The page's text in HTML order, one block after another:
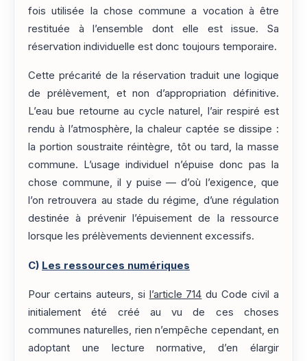
fois utilisée la chose commune a vocation à être
restituée à l’ensemble dont elle est issue. Sa
réservation individuelle est donc toujours temporaire.
Cette précarité de la réservation traduit une logique
de prélèvement, et non d’appropriation définitive.
L’eau bue retourne au cycle naturel, l’air respiré est
rendu à l’atmosphère, la chaleur captée se dissipe :
la portion soustraite réintègre, tôt ou tard, la masse
commune. L’usage individuel n’épuise donc pas la
chose commune, il y puise — d’où l’exigence, que
l’on retrouvera au stade du régime, d’une régulation
destinée à prévenir l’épuisement de la ressource
lorsque les prélèvements deviennent excessifs.
C) Les ressources numériques
Pour certains auteurs, si l’article 714 du Code civil a
initialement été créé au vu de ces choses
communes naturelles, rien n’empêche cependant, en
adoptant une lecture normative, d’en élargir